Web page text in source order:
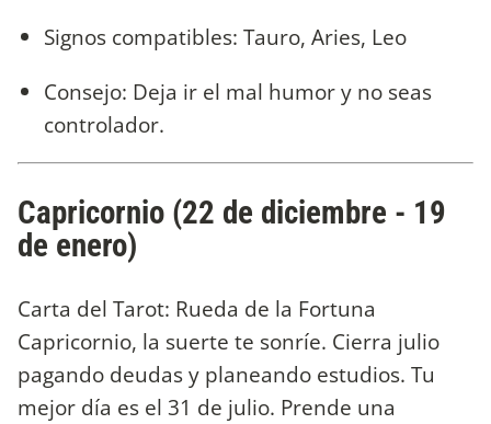
Signos compatibles: Tauro, Aries, Leo
Consejo: Deja ir el mal humor y no seas
controlador.
Capricornio (22 de diciembre - 19
de enero)
Carta del Tarot: Rueda de la Fortuna
Capricornio, la suerte te sonríe. Cierra julio
pagando deudas y planeando estudios. Tu
mejor día es el 31 de julio. Prende una